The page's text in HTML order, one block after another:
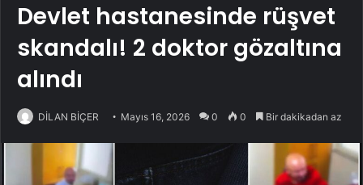
Devlet hastanesinde rüşvet
skandalı! 2 doktor gözaltına
alındı
DİLAN BİÇER Mayıs 16, 2026 0 0 Bir dakikadan az